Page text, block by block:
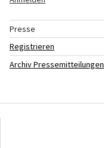
Presse
Registrieren
Archiv Pressemitteilungen